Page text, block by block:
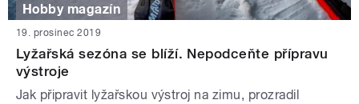
Hobby magazín
19. prosinec 2019
Lyžařská sezóna se blíží. Nepodceňte přípravu
výstroje
Jak připravit lyžařskou výstroj na zimu, prozradil